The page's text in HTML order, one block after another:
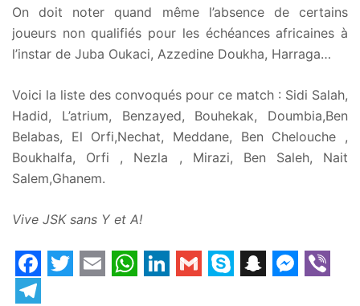
On doit noter quand même l’absence de certains
joueurs non qualifiés pour les échéances africaines à
l’instar de Juba Oukaci, Azzedine Doukha, Harraga…
Voici la liste des convoqués pour ce match : Sidi Salah,
Hadid, L’atrium, Benzayed, Bouhekak, Doumbia,Ben
Belabas, El Orfi,Nechat, Meddane, Ben Chelouche ,
Boukhalfa, Orfi , Nezla , Mirazi, Ben Saleh, Nait
Salem,Ghanem.
Vive JSK sans Y et A!
Facebook